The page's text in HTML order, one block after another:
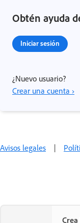
Obtén ayuda
Iniciar sesión
¿Nuevo usuario?
Crear una cuenta ›
Avisos legales |